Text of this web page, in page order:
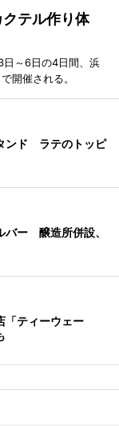
テル作り体
日～6日の4日間、浜
開催される。
ンド ラテのトッピ
バー 醸造所併設、
「ティーウェー